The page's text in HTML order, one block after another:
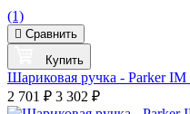
(1)
Сравнить
Купить
Шариковая ручка - Parker
2 701 ₽ 3 302 ₽